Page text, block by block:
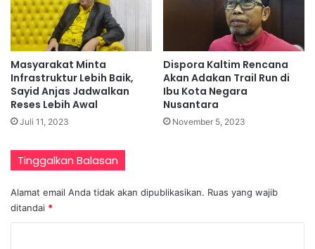
Masyarakat Minta
Infrastruktur Lebih Baik,
Sayid Anjas Jadwalkan
Reses Lebih Awal
Juli 11, 2023
Dispora Kaltim Rencana
Akan Adakan Trail Run di
Ibu Kota Negara
Nusantara
November 5, 2023
Tinggalkan Balasan
Alamat email Anda tidak akan dipublikasikan. Ruas yang wajib
ditandai *